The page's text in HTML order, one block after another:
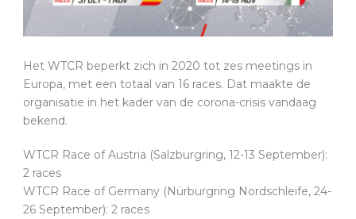
Het WTCR beperkt zich in 2020 tot zes meetings in
Europa, met een totaal van 16 races. Dat maakte de
organisatie in het kader van de corona-crisis vandaag
bekend.
WTCR Race of Austria (Salzburgring, 12-13 September):
2 races
WTCR Race of Germany (Nürburgring Nordschleife, 24-
26 September): 2 races